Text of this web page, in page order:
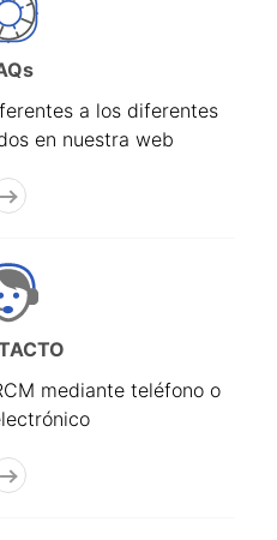
a los diferentes
en nuestra web
mediante teléfono o